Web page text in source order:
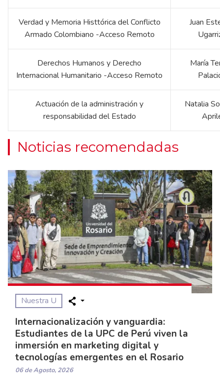
Verdad y Memoria Histtórica del Conflicto
Armado Colombiano -Acceso Remoto
Juan
Derechos Humanos y Derecho
Internacional Humanitario -Acceso Remoto
María
Actuación de la administración y
responsabilidad del Estado
Natalia
Noticias recomendadas
Nuestra U
Internacionalización y vanguardia:
Estudiantes de la UPC de Perú viven la
inmersión en marketing digital y
tecnologías emergentes en el Rosario
06 de Agosto, 2026